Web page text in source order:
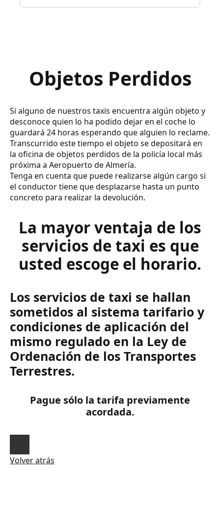
Objetos Perdidos
Si alguno de nuestros taxis encuentra algún objeto y
desconoce quien lo ha podido dejar en el coche lo
guardará 24 horas esperando que alguien lo reclame.
Transcurrido este tiempo el objeto se depositará en
la oficina de objetos perdidos de la policía local más
próxima a Aeropuerto de Almería.
Tenga en cuenta que puede realizarse algún cargo si
el conductor tiene que desplazarse hasta un punto
concreto para realizar la devolución.
La mayor ventaja de los
servicios de taxi es que
usted escoge el horario.
Los servicios de taxi se hallan
sometidos al sistema tarifario y
condiciones de aplicación del
mismo regulado en la Ley de
Ordenación de los Transportes
Terrestres.
Pague sólo la tarifa previamente
acordada.
Volver atrás